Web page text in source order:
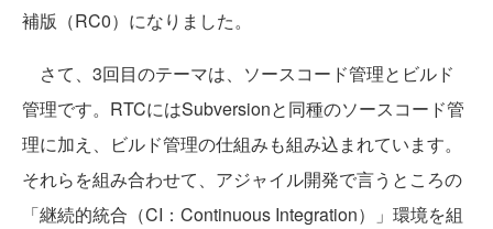
補版（RC0）になりました。
さて、3回目のテーマは、ソースコード管理とビルド
管理です。RTCにはSubversionと同種のソースコード管
理に加え、ビルド管理の仕組みも組み込まれています。
それらを組み合わせて、アジャイル開発で言うところの
「継続的統合（CI：Continuous Integration）」環境を組